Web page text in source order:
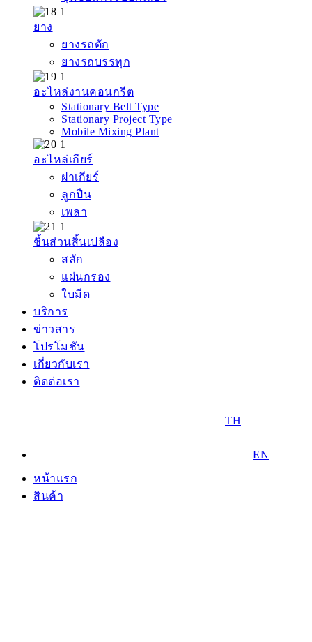
ยาง
ยางรถตัก
ยางรถบรรทุก
อะไหล่งานคอนกรีต
Stationary Belt Type
Stationary Project Type
Mobile Mixing Plant
อะไหล่เกียร์
ฝาเกียร์
ลูกปืน
เพลา
ชิ้นส่วนสิ้นเปลือง
สลัก
แผ่นกรอง
ใบมีด
บริการ
ข่าวสาร
โปรโมชัน
เกี่ยวกับเรา
ติดต่อเรา
TH
EN
หน้าแรก
สินค้า